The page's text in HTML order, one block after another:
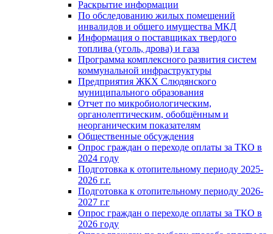
Раскрытие информации
По обследованию жилых помещений
инвалидов и общего имущества МКД
Информация о поставщиках твердого
топлива (уголь, дрова) и газа
Программа комплексного развития систем
коммунальной инфраструктуры
Предприятия ЖКХ Слюдянского
муниципального образования
Отчет по микробиологическим,
органолептическим, обобщённым и
неорганическим показателям
Общественные обсуждения
Опрос граждан о переходе оплаты за ТКО в
2024 году
Подготовка к отопительному периоду 2025-
2026 г.г.
Подготовка к отопительному периоду 2026-
2027 г.г
Опрос граждан о переходе оплаты за ТКО в
2026 году